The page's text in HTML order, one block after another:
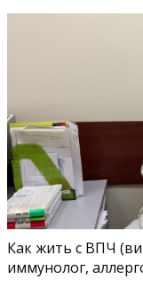
Как жить с ВПЧ
иммунолог,